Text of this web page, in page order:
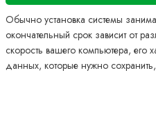
Обычно установка системы
окончательный срок зависит от
скорость вашего компьютера, его
данных, которые нужно